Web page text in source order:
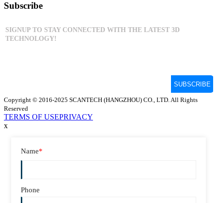
Subscribe
Copyright © 2016-2025 SCANTECH (HANGZHOU) CO., LTD. All Rights
Reserved
TERMS OF USEPRIVACY
x
Name*
Phone